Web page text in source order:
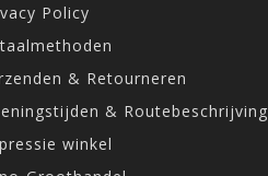
Policy
& Retourneren
& Routebeschrijving
winkel